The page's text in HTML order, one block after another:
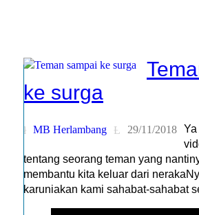
ke surga
MB Herlambang 29/11/2018
tentang seorang teman yang
membantu kita keluar dari
karuniakan kami sahabat-sahabat